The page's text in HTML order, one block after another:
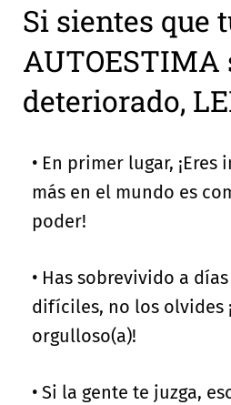
Si sientes que
AUTOESTIMA
deteriorado,
• En primer lugar,
más en el mundo es
poder!
• Has sobrevivido a
difíciles, no los olvides
orgulloso(a)!
• Si la gente te juzga,